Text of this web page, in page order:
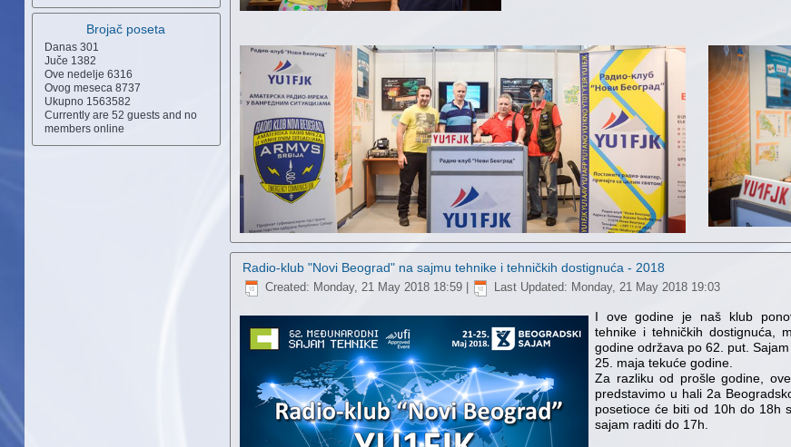
Brojač poseta
Danas 301
Juče 1382
Ove nedelje 6316
Ovog meseca 8737
Ukupno 1563582
Currently are 52 guests and no
members online
Radio-klub "Novi Beograd" na sajmu tehnike i tehničkih dostignuća - 2018
Created: Monday, 21 May 2018 18:59| Last Updated: Monday, 21 May 2018 19:03
I ove godine je naš klub
tehnike i tehničkih dostignuća,
godine održava po 62. put.
25. maja tekuće godine.
Za razliku od prošle godine,
predstavimo u hali 2a
posetioce će biti od 10h do 18h
sajam raditi do 17h.